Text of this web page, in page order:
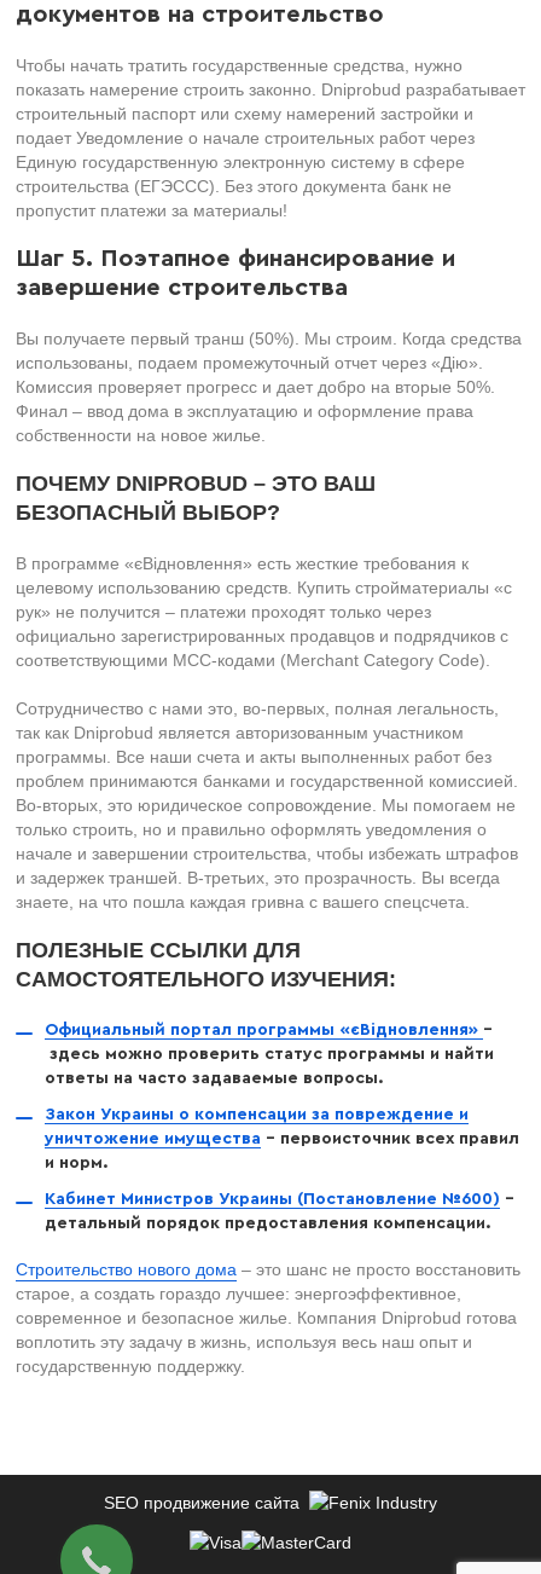
документов на строительство
Чтобы начать тратить государственные средства, нужно
показать намерение строить законно. Dniprobud разрабатывает
строительный паспорт или схему намерений застройки и
подает Уведомление о начале строительных работ через
Единую государственную электронную систему в сфере
строительства (ЕГЭССС). Без этого документа банк не
пропустит платежи за материалы!
Шаг 5. Поэтапное финансирование и
завершение строительства
Вы получаете первый транш (50%). Мы строим. Когда средства
использованы, подаем промежуточный отчет через «Дію».
Комиссия проверяет прогресс и дает добро на вторые 50%.
Финал – ввод дома в эксплуатацию и оформление права
собственности на новое жилье.
ПОЧЕМУ DNIPROBUD – ЭТО ВАШ
БЕЗОПАСНЫЙ ВЫБОР?
В программе «єВідновлення» есть жесткие требования к
целевому использованию средств. Купить стройматериалы «с
рук» не получится – платежи проходят только через
официально зарегистрированных продавцов и подрядчиков с
соответствующими MCC-кодами (Merchant Category Code).
Сотрудничество с нами это, во-первых, полная легальность,
так как Dniprobud является авторизованным участником
программы. Все наши счета и акты выполненных работ без
проблем принимаются банками и государственной комиссией.
Во-вторых, это юридическое сопровождение. Мы помогаем не
только строить, но и правильно оформлять уведомления о
начале и завершении строительства, чтобы избежать штрафов
и задержек траншей. В-третьих, это прозрачность. Вы всегда
знаете, на что пошла каждая гривна с вашего спецсчета.
ПОЛЕЗНЫЕ ССЫЛКИ ДЛЯ
САМОСТОЯТЕЛЬНОГО ИЗУЧЕНИЯ:
Официальный портал программы «єВідновлення» –
здесь можно проверить статус программы и найти
ответы на часто задаваемые вопросы.
Закон Украины о компенсации за повреждение и
уничтожение имущества – первоисточник всех правил
и норм.
Кабинет Министров Украины (Постановление №600) –
детальный порядок предоставления компенсации.
Строительство нового дома – это шанс не просто восстановить
старое, а создать гораздо лучшее: энергоэффективное,
современное и безопасное жилье. Компания Dniprobud готова
воплотить эту задачу в жизнь, используя весь наш опыт и
государственную поддержку.
SEO продвижение сайта